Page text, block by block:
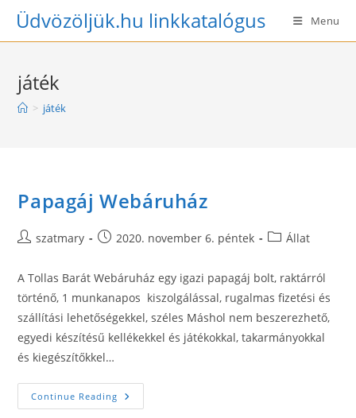
SkipÜdvözöljük.hu linkkatalógus Menu
játék
> játék
Papagáj Webáruház
Postszatmary
Post2020. november 6. péntek
PostÁllat
A Tollas Barát Webáruház egy igazi papagáj bolt, raktárról
történő, 1 munkanapos kiszolgálással, rugalmas fizetési és
szállítási lehetőségekkel, széles Máshol nem beszerezhető,
egyedi készítésű kellékekkel és játékokkal, takarmányokkal
és kiegészítőkkel…
Continue Reading Papagáj
Webáruház